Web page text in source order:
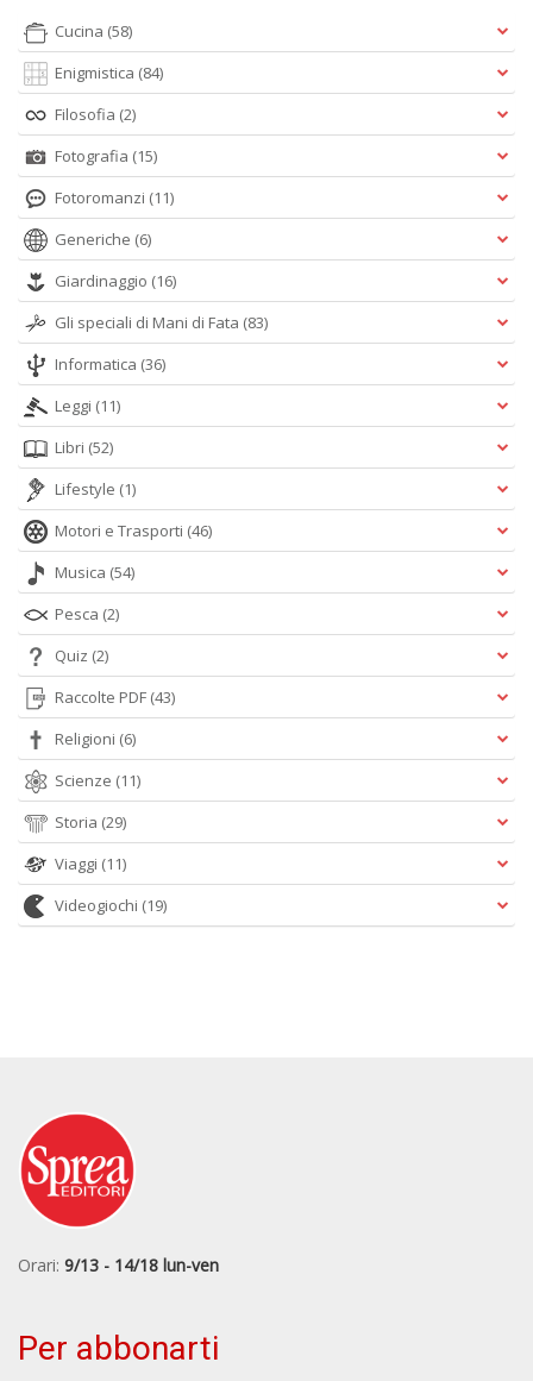
Cucina (58)
Enigmistica (84)
Filosofia (2)
Fotografia (15)
Fotoromanzi (11)
Generiche (6)
Giardinaggio (16)
Gli speciali di Mani di Fata (83)
Informatica (36)
Leggi (11)
Libri (52)
Lifestyle (1)
Motori e Trasporti (46)
Musica (54)
Pesca (2)
Quiz (2)
Raccolte PDF (43)
Religioni (6)
Scienze (11)
Storia (29)
Viaggi (11)
Videogiochi (19)
Orari: 9/13 - 14/18 lun-ven
Per abbonarti